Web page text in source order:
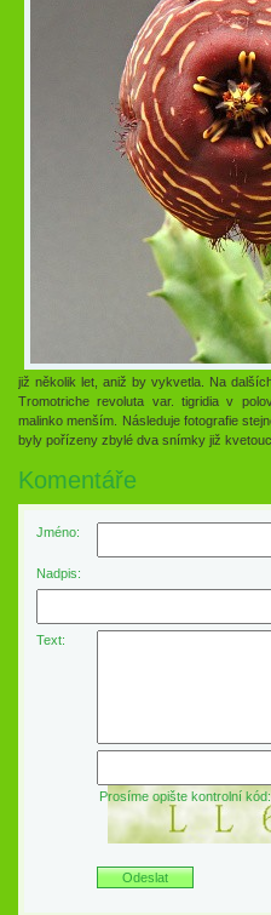
již několik let, aniž by vykvetla. Na
Tromotriche revoluta var. tigridia v
malinko menším. Následuje fotografie
byly pořízeny zbylé dva snímky již
Komentáře
Jméno:
Nadpis:
Text:
Prosíme opište kontrolní kód: